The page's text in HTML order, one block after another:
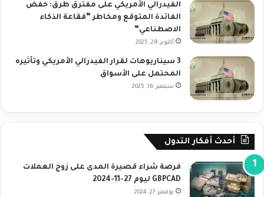
الفيدرالي الأمريكي على مفترق طرق: خفض
الفائدة المتوقع ومخاطر “فقاعة الذكاء
الاصطناعي”
أكتوبر 28, 2025
3 سيناريوهات لقرار الفيدرالي الأمريكي وتأثيره
المحتمل على الأسواق
سبتمبر 16, 2025
أحدث أفكار التدول
فرصة شراء قصيرة المدى على زوج العملات
GBPCAD ليوم 27-11-2024
نوفمبر 27, 2024